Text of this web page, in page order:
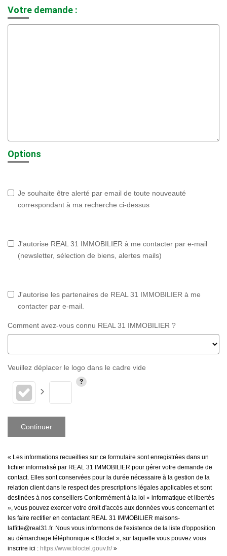
Votre demande :
Options
Je souhaite être alerté par email de toute nouveauté
correspondant à ma recherche ci-dessus
J'autorise REAL 31 IMMOBILIER à me contacter par e-mail
(newsletter, sélection de biens, alertes mails)
J'autorise les partenaires de REAL 31 IMMOBILIER à me
contacter par e-mail.
Comment avez-vous connu REAL 31 IMMOBILIER ?
Veuillez déplacer le logo dans le cadre vide
Continuer
« Les informations recueillies sur ce formulaire sont enregistrées dans un
fichier informatisé par REAL 31 IMMOBILIER pour gérer votre demande de
contact. Elles sont conservées pour la durée nécessaire à la gestion de la
relation client dans le respect des prescriptions légales applicables et sont
destinées à nos conseillers Conformément à la loi « informatique et libertés
», vous pouvez exercer votre droit d'accès aux données vous concernant et
les faire rectifier en contactant REAL 31 IMMOBILIER maisons-
laffitte@real31.fr. Nous vous informons de l'existence de la liste d'opposition
au démarchage téléphonique « Bloctel », sur laquelle vous pouvez vous
inscrire ici : https://www.bloctel.gouv.fr/»